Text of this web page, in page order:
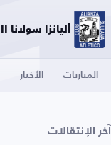
أليانزا سولانا II ( بيرو )
المباريات الأخبار
آخر الإنتقالات